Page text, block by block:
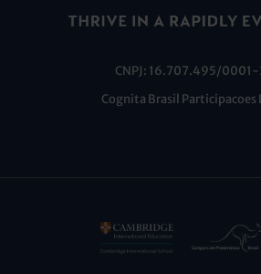
CNPJ: 16.707.495/
Cognita Brasil Participacoes